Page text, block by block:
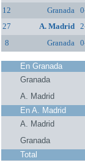
12
Granada
27
A. Madrid
8
Granada
En Granada
Granada
A. Madrid
En A. Madrid
A. Madrid
Granada
Total